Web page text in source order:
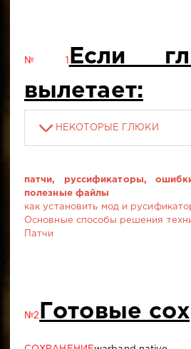
№1
Если
вылетает:
НЕКОТОРЫЕ ГЛЮКИ
патчи, руссификаторы,
полезные файлы
как установить мод и
Основные способы решения
Патчи
№2 Готовые